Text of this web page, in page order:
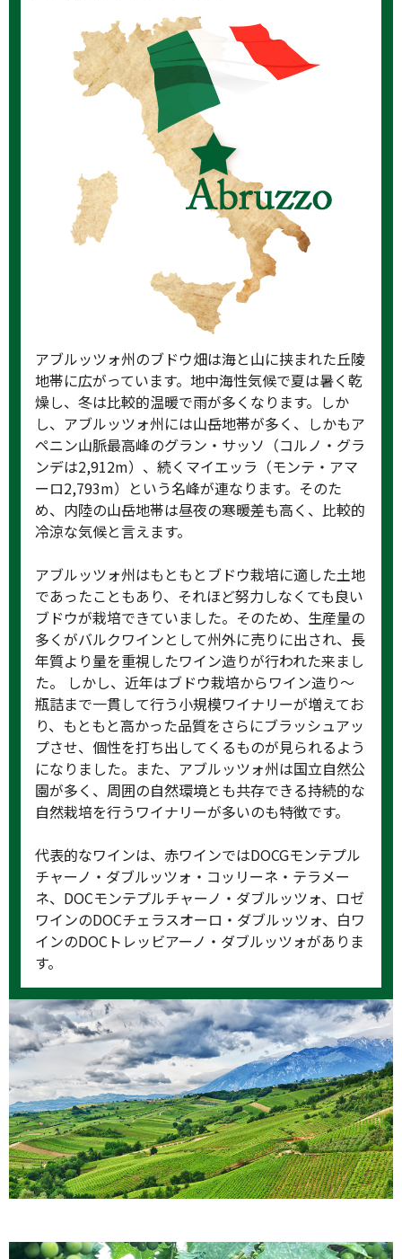
アブルッツォ州のブドウ畑は海と山に挟まれた丘陵
地帯に広がっています。地中海性気候で夏は暑く乾
燥し、冬は比較的温暖で雨が多くなります。しか
し、アブルッツォ州には山岳地帯が多く、しかもア
ペニン山脈最高峰のグラン・サッソ（コルノ・グラ
ンデは2,912m）、続くマイエッラ（モンテ・アマ
ーロ2,793m）という名峰が連なります。そのた
め、内陸の山岳地帯は昼夜の寒暖差も高く、比較的
冷涼な気候と言えます。
アブルッツォ州はもともとブドウ栽培に適した土地
であったこともあり、それほど努力しなくても良い
ブドウが栽培できていました。そのため、生産量の
多くがバルクワインとして州外に売りに出され、長
年質より量を重視したワイン造りが行われた来まし
た。 しかし、近年はブドウ栽培からワイン造り～
瓶詰まで一貫して行う小規模ワイナリーが増えてお
り、もともと高かった品質をさらにブラッシュアッ
プさせ、個性を打ち出してくるものが見られるよう
になりました。また、アブルッツォ州は国立自然公
園が多く、周囲の自然環境とも共存できる持続的な
自然栽培を行うワイナリーが多いのも特徴です。
代表的なワインは、赤ワインではDOCGモンテプル
チャーノ・ダブルッツォ・コッリーネ・テラメー
ネ、DOCモンテプルチャーノ・ダブルッツォ、ロゼ
ワインのDOCチェラスオーロ・ダブルッツォ、白ワ
インのDOCトレッビアーノ・ダブルッツォがありま
す。